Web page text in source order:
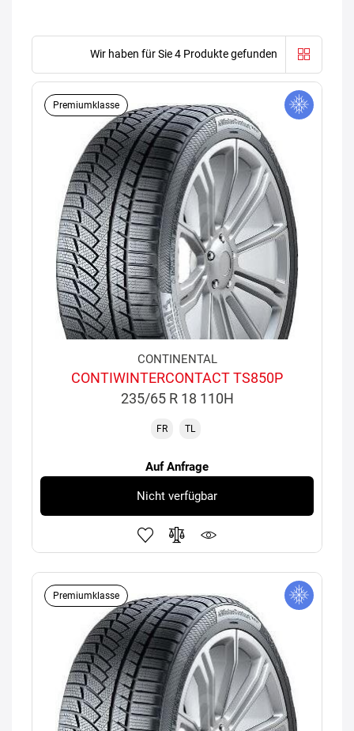
Wir haben für Sie 4 Produkte gefunden
Premiumklasse
CONTINENTAL
CONTIWINTERCONTACT TS850P
235/65 R 18 110H
FR TL
Auf Anfrage
Nicht verfügbar
Premiumklasse